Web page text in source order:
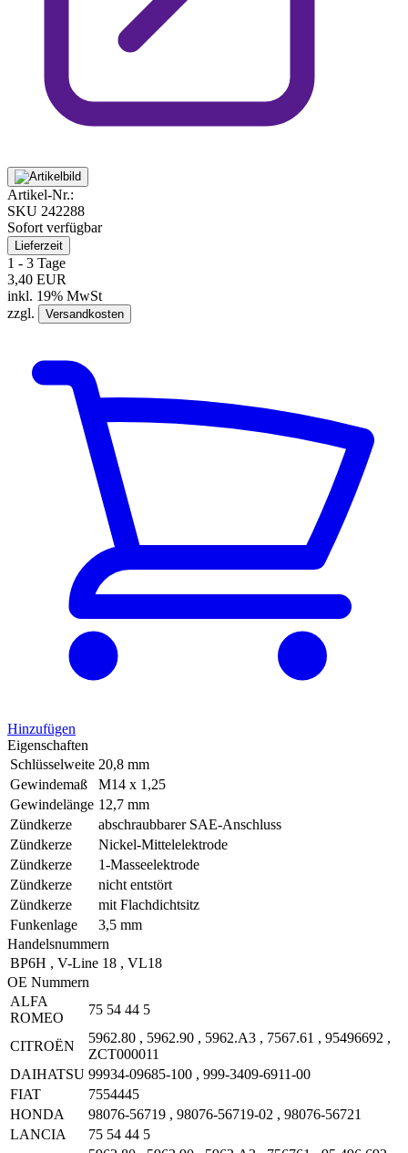
Artikel-Nr.:
SKU 242288
Sofort verfügbar
Lieferzeit
1 - 3 Tage
3,40 EUR
inkl. 19% MwSt
zzgl.
Versandkosten
Hinzufügen
Eigenschaften
Schlüsselweite 20,8 mm
Gewindemaß
M14 x 1,25
Gewindelänge 12,7 mm
Zündkerze
abschraubbarer SAE-Anschluss
Zündkerze
Nickel-Mittelelektrode
Zündkerze
1-Masseelektrode
Zündkerze
nicht entstört
Zündkerze
mit Flachdichtsitz
Funkenlage
3,5 mm
Handelsnummern
BP6H , V-Line 18 , VL18
OE Nummern
ALFA
ROMEO
75 54 44 5
CITROËN
5962.80 , 5962.90 , 5962.A3 , 7567.61 , 95496692 ,
ZCT000011
DAIHATSU 99934-09685-100 , 999-3409-6911-00
FIAT
7554445
HONDA
98076-56719 , 98076-56719-02 , 98076-56721
LANCIA
75 54 44 5